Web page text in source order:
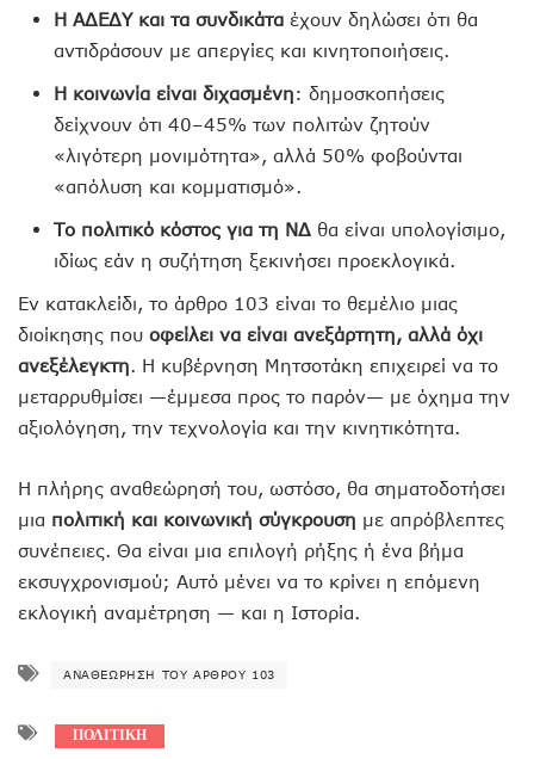
Η ΑΔΕΔΥ και τα συνδικάτα έχουν δηλώσει ότι θα
αντιδράσουν με απεργίες και κινητοποιήσεις.
Η κοινωνία είναι διχασμένη: δημοσκοπήσεις
δείχνουν ότι 40–45% των πολιτών ζητούν
«λιγότερη μονιμότητα», αλλά 50% φοβούνται
«απόλυση και κομματισμό».
Το πολιτικό κόστος για τη ΝΔ θα είναι υπολογίσιμο,
ιδίως εάν η συζήτηση ξεκινήσει προεκλογικά.
Εν κατακλείδι, το άρθρο 103 είναι το θεμέλιο μιας
διοίκησης που οφείλει να είναι ανεξάρτητη, αλλά όχι
ανεξέλεγκτη. Η κυβέρνηση Μητσοτάκη επιχειρεί να το
μεταρρυθμίσει —έμμεσα προς το παρόν— με όχημα την
αξιολόγηση, την τεχνολογία και την κινητικότητα.
Η πλήρης αναθεώρησή του, ωστόσο, θα σηματοδοτήσει
μια πολιτική και κοινωνική σύγκρουση με απρόβλεπτες
συνέπειες. Θα είναι μια επιλογή ρήξης ή ένα βήμα
εκσυγχρονισμού; Αυτό μένει να το κρίνει η επόμενη
εκλογική αναμέτρηση — και η Ιστορία.
ΑΝΑΘΕΏΡΗΣΗ ΤΟΥ ΆΡΘΡΟΥ 103
ΠΟΛΙΤΙΚΗ